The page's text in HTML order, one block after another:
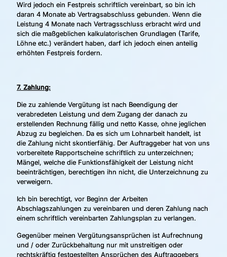
Wird jedoch ein Festpreis schriftlich vereinbart, so bin ich
daran 4 Monate ab Vertragsabschluss gebunden. Wenn die
Leistung 4 Monate nach Vertragsschluss erbracht wird und
sich die maßgeblichen kalkulatorischen Grundlagen (Tarife,
Löhne etc.) verändert haben, darf ich jedoch einen anteilig
erhöhten Festpreis fordern.
7. Zahlung:
Die zu zahlende Vergütung ist nach Beendigung der
verabredeten Leistung und dem Zugang der danach zu
erstellenden Rechnung fällig und netto Kasse, ohne jeglichen
Abzug zu begleichen. Da es sich um Lohnarbeit handelt, ist
die Zahlung nicht skontierfähig. Der Auftraggeber hat von uns
vorbereitete Rapportscheine schriftlich zu unterzeichnen;
Mängel, welche die Funktionsfähigkeit der Leistung nicht
beeinträchtigen, berechtigen ihn nicht, die Unterzeichnung zu
verweigern.
Ich bin berechtigt, vor Beginn der Arbeiten
Abschlagszahlungen zu vereinbaren und deren Zahlung nach
einem schriftlich vereinbarten Zahlungsplan zu verlangen.
Gegenüber meinen Vergütungsansprüchen ist Aufrechnung
und / oder Zurückbehaltung nur mit unstreitigen oder
rechtskräftig festgestellten Ansprüchen des Auftraggebers